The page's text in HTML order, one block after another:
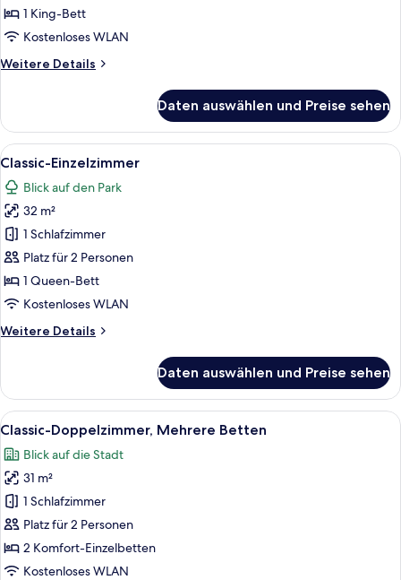
1 King-Bett
Kostenloses WLAN
Weitere Details
Weitere
Einzelzimmer
Daten auswählen und Preise sehen
Alle
Fotos
für
Classic-
Einzelzimmer
anzeigen
Ein modernes Hotelzimmer mit
8
Classic-Einzelzimmer
Blick auf den Park
32 m²
1 Schlafzimmer
Platz für 2 Personen
1 Queen-Bett
Kostenloses WLAN
Weitere Details
Weitere
Einzelzimmer
Daten auswählen und Preise sehen
Alle
Fotos
für
Classic-
Doppelzimmer,
Mehrere
Betten
anzeigen
Ein Hotelzimmer mit zwei Betten,
8
Classic-Doppelzimmer, Mehrere Betten
Blick auf die Stadt
31 m²
1 Schlafzimmer
Platz für 2 Personen
2 Komfort-Einzelbetten
Kostenloses WLAN